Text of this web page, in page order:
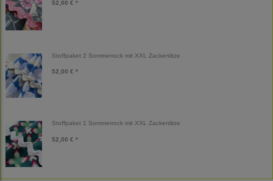
52,00 € *
Stoffpaket 2 Sommerrock mit XXL Zackenlitze
52,00 € *
Stoffpaket 1 Sommerrock mit XXL Zackenlitze
52,00 € *